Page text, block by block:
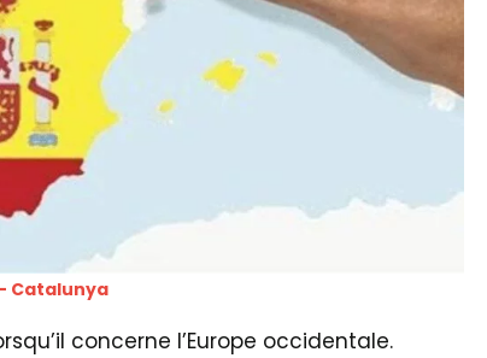
Catalunya
concerne l’Europe occidentale.